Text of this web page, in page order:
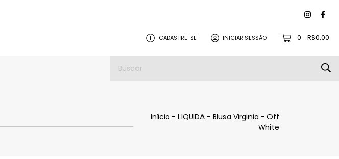
CADASTRE-SE INICIAR SESSÃO 0 - R$0,00
Início - LIQUIDA - Blusa Virginia - Off
White